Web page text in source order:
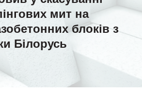
мит на
блоків з
Білорусь